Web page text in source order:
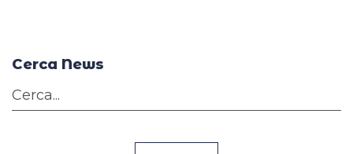
Cerca News